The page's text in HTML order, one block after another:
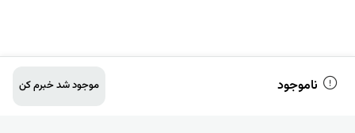
ناموجود موجود شد خبرم کن